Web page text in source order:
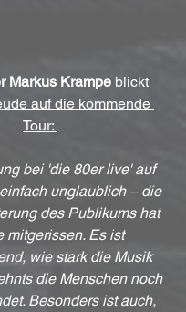
Markus Krampe blickt
auf die kommende
Tour:
bei 'die 80er live' auf
unglaublich – die
des Publikums hat
mitgerissen. Es ist
wie stark die Musik
die Menschen noch
Besonders ist auch,